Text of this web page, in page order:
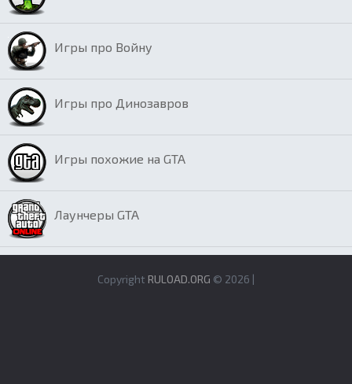
Игры про Войну
Игры про Динозавров
Игры похожие на GTA
Лаунчеры GTA
Copyright RULOAD.ORG © 2026 |